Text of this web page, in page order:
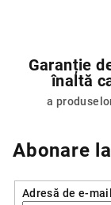
Garanție
înaltă
a
Abonare
Adresă de e-mail